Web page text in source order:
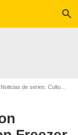
search
Noticias de series: Cultura Series